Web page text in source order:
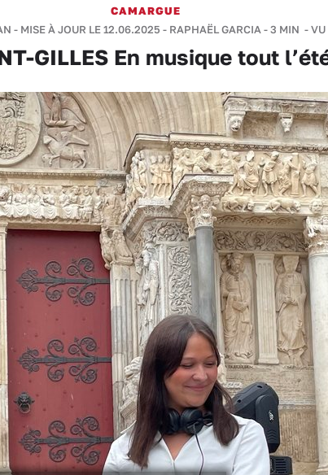
CAMARGUE
- MISE À JOUR LE 12.06.2025 - RAPHAËL GARCIA -3 MIN - VU
GILLES En musique tout